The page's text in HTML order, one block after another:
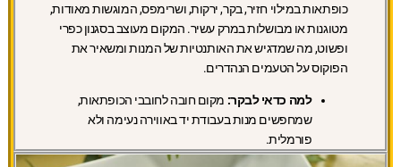
כופתאות במילוי חזיר, בקר, ירקות, ושרימפס, המוגשות מאודות,
מטוגנות או מבושלות במרק עשיר. המקום מעוצב בסגנון כפרי
ופשוט, מה שמדגיש את האותנטיות של המנות ומשאיר את
הפוקוס על הטעמים הנהדרים.
למה כדאי לבקר: מקום חובה לחובבי הכופתאות,
שמחפשים מנות בעבודת יד באווירה נעימה ולא
פורמלית.